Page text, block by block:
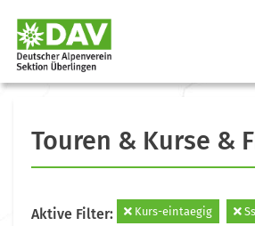
Touren & Kurse &
Aktive Filter: Kurs-eintaegig